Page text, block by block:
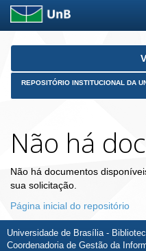
Skip
REPOSITÓRIO INSTITUCIONAL DA
Não há
Não há documentos
sua solicitação.
Página inicial do repositório
Universidade de Brasília -
Coordenadoria de Gestão da